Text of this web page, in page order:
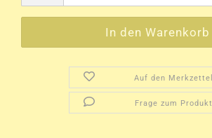
Auf den Merkzettel
Frage zum Produkt